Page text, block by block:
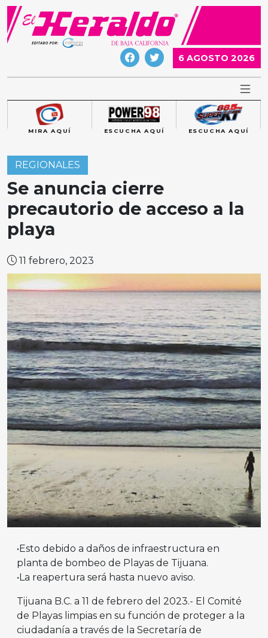
Skip
content
6 AGOSTO 2026
MIRA AQUÍ ESCUCHA AQUÍ ESCUCHA AQUÍ
REGIONALES
Se anuncia cierre
precautorio de acceso a la
playa
11 febrero, 2023
•Esto debido a daños de infraestructura en
planta de bombeo de Playas de Tijuana.
•La reapertura será hasta nuevo aviso.
Tijuana B.C. a 11 de febrero del 2023.- El Comité
de Playas limpias en su función de proteger a la
ciudadanía a través de la Secretaría de